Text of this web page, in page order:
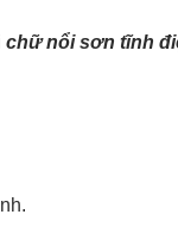
chữ nổi sơn tĩnh